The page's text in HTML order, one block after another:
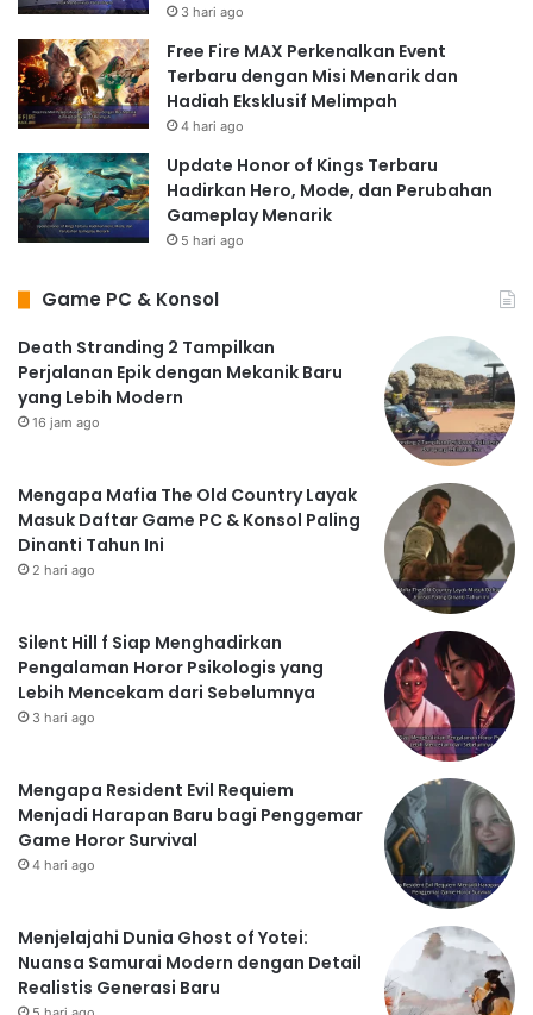
3 hari ago
Free Fire MAX Perkenalkan Event
Terbaru dengan Misi Menarik dan
Hadiah Eksklusif Melimpah
4 hari ago
Update Honor of Kings Terbaru
Hadirkan Hero, Mode, dan Perubahan
Gameplay Menarik
5 hari ago
Game PC & Konsol
Death Stranding 2 Tampilkan
Perjalanan Epik dengan Mekanik Baru
yang Lebih Modern
16 jam ago
Mengapa Mafia The Old Country Layak
Masuk Daftar Game PC & Konsol Paling
Dinanti Tahun Ini
2 hari ago
Silent Hill f Siap Menghadirkan
Pengalaman Horor Psikologis yang
Lebih Mencekam dari Sebelumnya
3 hari ago
Mengapa Resident Evil Requiem
Menjadi Harapan Baru bagi Penggemar
Game Horor Survival
4 hari ago
Menjelajahi Dunia Ghost of Yotei:
Nuansa Samurai Modern dengan Detail
Realistis Generasi Baru